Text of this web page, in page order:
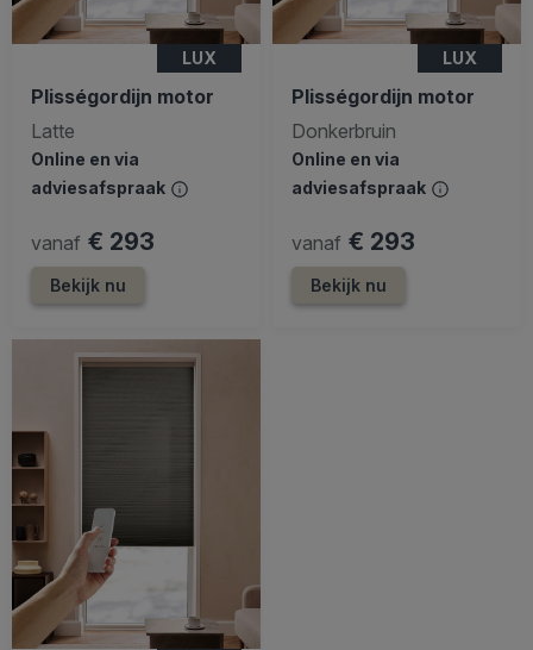
LUX
Plisségordijn motor
Latte
Online en via
adviesafspraak
vanaf € 293
Bekijk nu
LUX
Plisségordijn motor
Donkerbruin
Online en via
adviesafspraak
vanaf € 293
Bekijk nu